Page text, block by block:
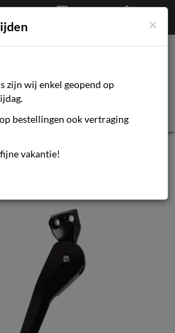
€0,00
Afrekenen
Mijn account
verstelbaar,
×
zijn wij enkel geopend op
bestellingen ook vertraging
vakantie!